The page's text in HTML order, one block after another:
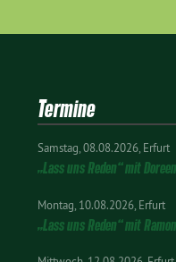
Termine
Samstag 08.08.2026 Erfurt
„Lass uns Reden“ mit Doreen
Montag 10.08.2026 Erfurt
„Lass uns Reden“ mit